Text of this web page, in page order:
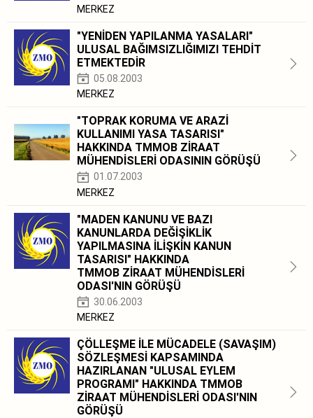
MERKEZ
"YENİDEN YAPILANMA YASALARI"
ULUSAL BAĞIMSIZLIĞIMIZI TEHDİT
ETMEKTEDİR
05.08.2003
MERKEZ
"TOPRAK KORUMA VE ARAZİ
KULLANIMI YASA TASARISI"
HAKKINDA TMMOB ZİRAAT
MÜHENDİSLERİ ODASININ GÖRÜŞÜ
01.07.2003
MERKEZ
"MADEN KANUNU VE BAZI
KANUNLARDA DEĞİŞİKLİK
YAPILMASINA İLİŞKİN KANUN
TASARISI" HAKKINDA
TMMOB ZİRAAT MÜHENDİSLERİ
ODASI'NIN GÖRÜŞÜ
30.06.2003
MERKEZ
ÇÖLLEŞME İLE MÜCADELE (SAVAŞIM)
SÖZLEŞMESİ KAPSAMINDA
HAZIRLANAN "ULUSAL EYLEM
PROGRAMI" HAKKINDA TMMOB
ZİRAAT MÜHENDİSLERİ ODASI'NIN
GÖRÜŞÜ